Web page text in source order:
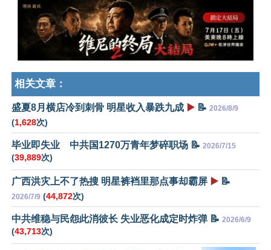
相关文章：
盛夏8月横店冷到刺骨 明星收入暴跌九成 ▶️ 📝 2026/8/9
(1,628次)
毕业即失业 中共国1270万青年梦碎职场 📝 2026/7/15
(39,889次)
广西洪灾上不了热搜 明星裤裆里那点事却霸屏 ▶️ 📝
2026/7/9 (44,872次)
中共维稳与民怨此消彼长 失业恶化成定时炸弹 📝 2026/6/9
(43,713次)